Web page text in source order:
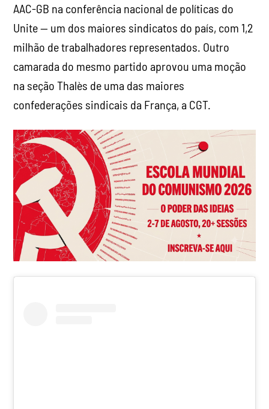
AAC-GB na conferência nacional de políticas do
Unite — um dos maiores sindicatos do país, com 1,2
milhão de trabalhadores representados. Outro
camarada do mesmo partido aprovou uma moção
na seção Thalès de uma das maiores
confederações sindicais da França, a CGT.